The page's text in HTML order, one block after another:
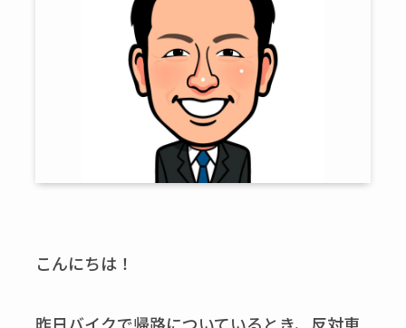
こんにちは！